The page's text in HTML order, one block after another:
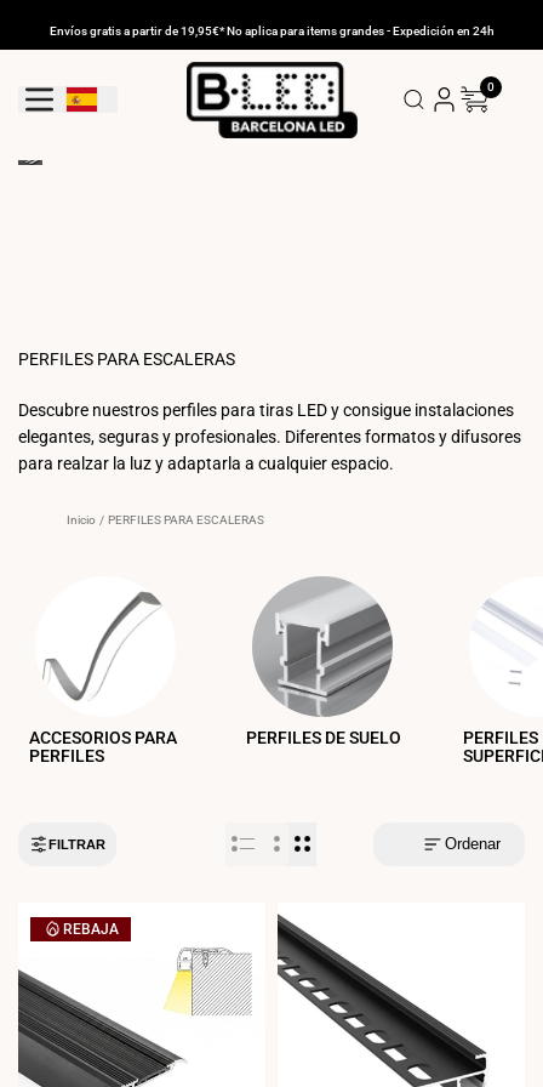
Envíos gratis a partir de 19,95€* No aplica para items grandes - Expedición en 24h
Geolocation Button: España
0
PERFILES PARA ESCALERAS
Descubre nuestros perfiles para tiras LED y consigue instalaciones
elegantes, seguras y profesionales. Diferentes formatos y difusores
para realzar la luz y adaptarla a cualquier espacio.
Inicio / PERFILES PARA ESCALERAS
ACCESORIOS PARA
PERFILES
PERFILES DE SUELO
PERFILES
FILTRAR Ordenar
REBAJA